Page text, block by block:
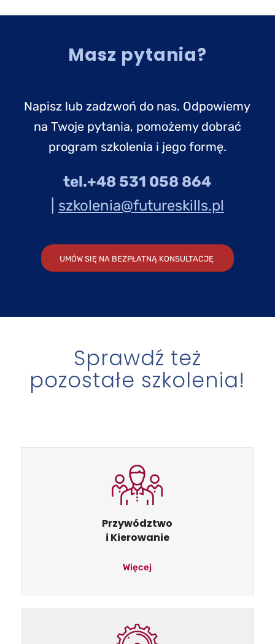
Masz pytania?
Napisz lub zadzwoń do nas. Odpowiemy
na Twoje pytania, pomożemy dobrać
program szkolenia i jego formę.
tel.+48 531 058 864
szkolenia@futureskills.pl
UMÓW SIĘ NA BEZPŁATNĄ KONSULTACJĘ
Sprawdź też
pozostałe szkolenia!
Przywództwo
i Kierowanie
Więcej